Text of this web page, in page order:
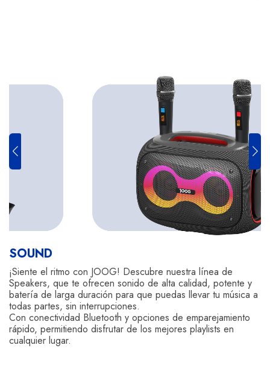
SOUND
¡Siente el ritmo con JOOG! Descubre nuestra línea de
Speakers, que te ofrecen sonido de alta calidad, potente y
batería de larga duración para que puedas llevar tu música a
todas partes, sin interrupciones.
Con conectividad Bluetooth y opciones de emparejamiento
rápido, permitiendo disfrutar de los mejores playlists en
cualquier lugar.